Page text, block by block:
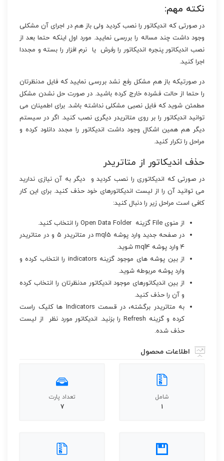
نکته مهم:
در صورتی که اندیکاتور را نصب کردید ولی باز هم در اجرای آن مشکلی
وجود داشت چند مساله را بررسی نمایید. مورد اول اینکه حتما بعد از
نصب اندیکاتور پنجره اندیکاتور را رفرش یا نرم افزار را بسته و مجددا
اجرا کنید.
در صورتیکه باز هم مشکل رفع نشد بررسی نمایید که فایل مدنظرتان
را حتما از حالت فشرده خارج کرده باشید. در صورت حل نشدن مشکل
مطمئن شوید که فایل نصبی مشکلی نداشته باشد. برای اطمینان می
توانید اندیکاتور را بر روی متاتریدر دیگری نصب کنید. اگر در سیستم
دیگر هم همین اشکال وجود داشت اندیکاتور را مجدد دانلود کرده و
مراحل را تکرار کنید.
حذف اندیکاتور از متاتریدر
در صورتی که اندیکاتوری را نصب کردید و دیگر به آن نیازی ندارید
می توانید آن را از لیست اندیکاتورهای خود حذف کنید. برای این کار
کافی است مراحل زیر را دنبال کنید:
از منوی File گزینه Open Data Folder را انتخاب کنید.
در صفحه جدید وارد پوشه mql5 در متاتریدر ۵ و در متاتریدر
۴ وارد پوشه mql4 شوید.
از بین پوشه های موجود گزینه indicators را انتخاب کرده و
وارد پوشه مربوطه شوید.
از بین اندیکاتورهای موجود اندیکاتور مدنظرتان را انتخاب کرده
و آن را حذف کنید.
به متاتریدر برگشته، در قسمت Indicators ها کلیک راست
کرده و گزینه Refresh را بزنید. اندیکاتور مورد نظر از لیست
حذف شده.
اطلاعات محصول
شامل
1
تعداد پارت
7